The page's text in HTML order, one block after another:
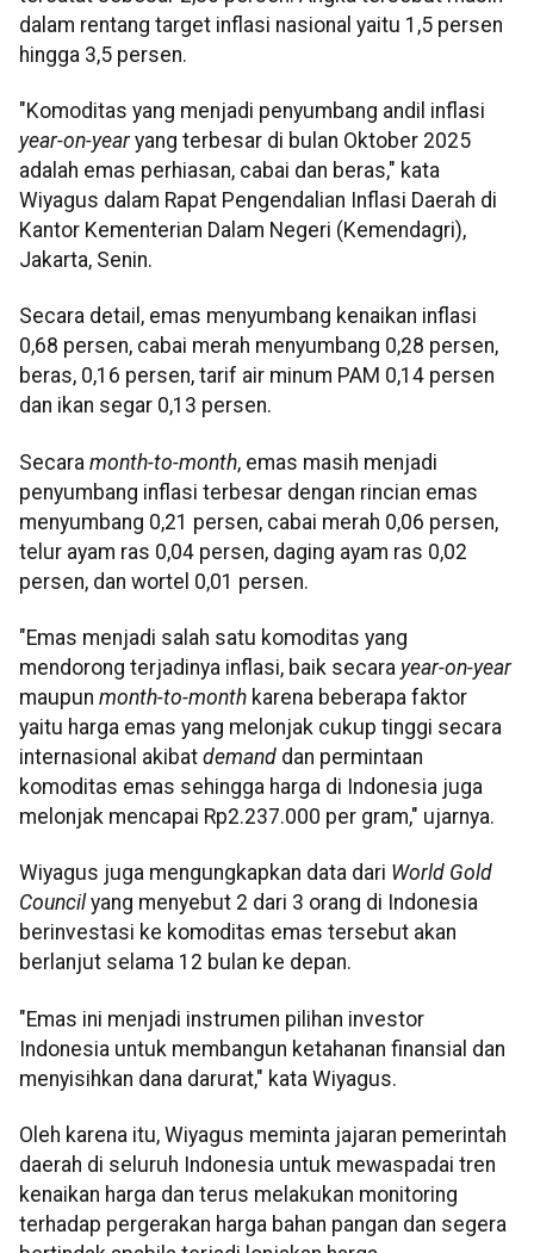
dalam rentang target inflasi nasional yaitu 1,5 persen
hingga 3,5 persen.
"Komoditas yang menjadi penyumbang andil inflasi
year-on-yearyang terbesar di bulan Oktober 2025
adalah emas perhiasan, cabai dan beras," kata
Wiyagus dalam Rapat Pengendalian Inflasi Daerah di
Kantor Kementerian Dalam Negeri (Kemendagri),
Jakarta, Senin.
Secara detail, emas menyumbang kenaikan inflasi
0,68 persen, cabai merah menyumbang 0,28 persen,
beras, 0,16 persen, tarif air minum PAM 0,14 persen
dan ikan segar 0,13 persen.
Secara month-to-month, emas masih menjadi
penyumbang inflasi terbesar dengan rincian emas
menyumbang 0,21 persen, cabai merah 0,06 persen,
telur ayam ras 0,04 persen, daging ayam ras 0,02
persen, dan wortel 0,01 persen.
"Emas menjadi salah satu komoditas yang
mendorong terjadinya inflasi, baik secara year-on-year
maupun month-to-month karena beberapa faktor
yaitu harga emas yang melonjak cukup tinggi secara
internasional akibat demand dan permintaan
komoditas emas sehingga harga di Indonesia juga
melonjak mencapai Rp2.237.000 per gram," ujarnya.
Wiyagus juga mengungkapkan data dari World Gold
Council yang menyebut 2 dari 3 orang di Indonesia
berinvestasi ke komoditas emas tersebut akan
berlanjut selama 12 bulan ke depan.
"Emas ini menjadi instrumen pilihan investor
Indonesia untuk membangun ketahanan finansial dan
menyisihkan dana darurat," kata Wiyagus.
Oleh karena itu, Wiyagus meminta jajaran pemerintah
daerah di seluruh Indonesia untuk mewaspadai tren
kenaikan harga dan terus melakukan monitoring
terhadap pergerakan harga bahan pangan dan segera